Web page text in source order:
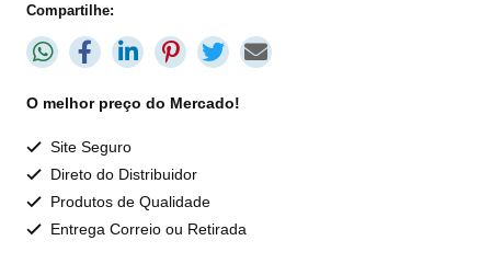
Compartilhe:
O melhor preço do Mercado!
Site Seguro
Direto do Distribuidor
Produtos de Qualidade
Entrega Correio ou Retirada